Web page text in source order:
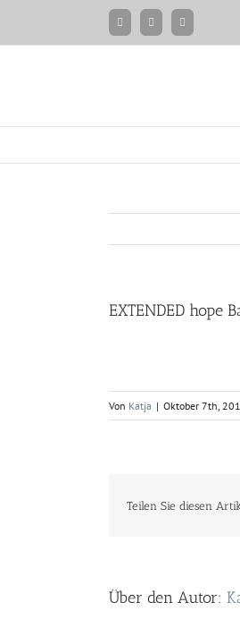
FacebookInstagramTwitter
EXTENDED hope
Von Katja | Oktober 7th,
Teilen Sie diesen
Über den Autor: